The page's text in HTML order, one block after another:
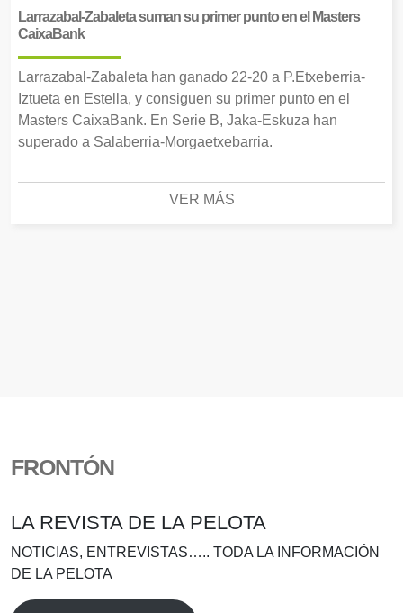
Larrazabal-Zabaleta suman su primer punto en el Masters
CaixaBank
Larrazabal-Zabaleta han ganado 22-20 a P.Etxeberria-
Iztueta en Estella, y consiguen su primer punto en el
Masters CaixaBank. En Serie B, Jaka-Eskuza han
superado a Salaberria-Morgaetxebarria.
VER MÁS
FRONTÓN
LA REVISTA DE LA PELOTA
NOTICIAS, ENTREVISTAS….. TODA LA INFORMACIÓN
DE LA PELOTA